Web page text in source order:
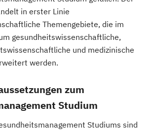
in erster Linie
Themengebiete, die im
gesundheitswissenschaftliche,
und medizinische
werden.
zum
Studium
Studiums sind